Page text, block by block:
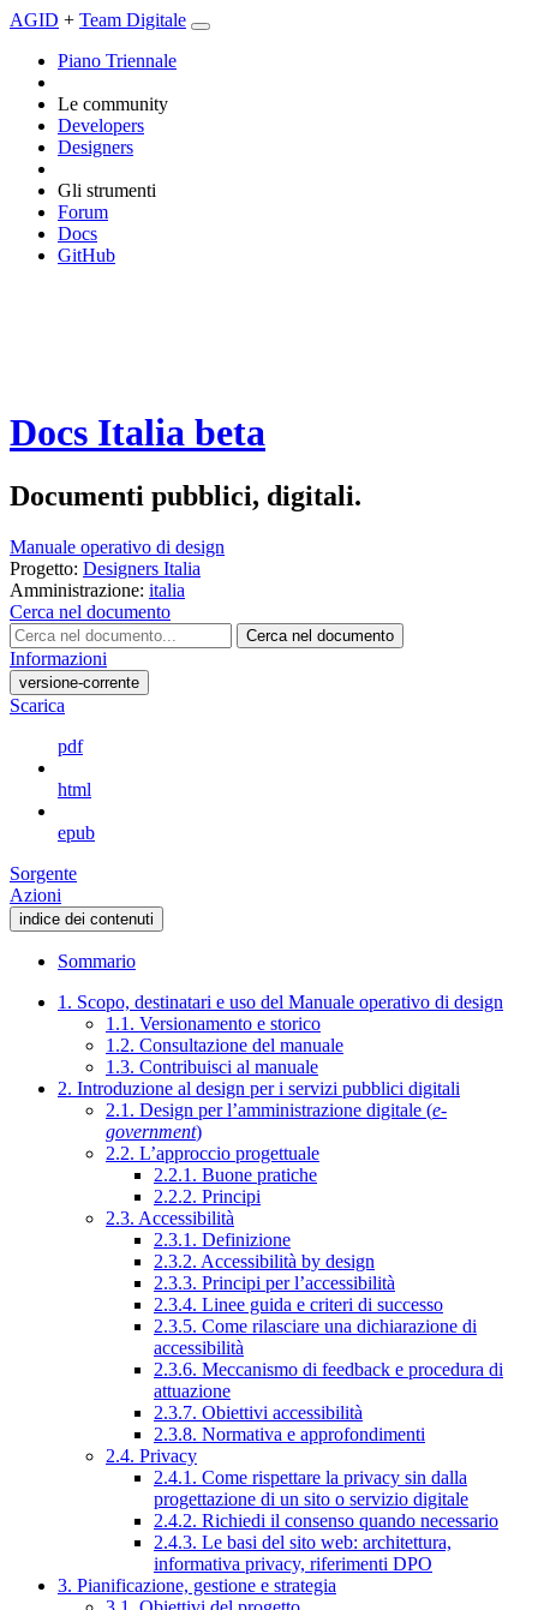
AGID + Team Digitale
Piano Triennale
Le community
Developers
Designers
Gli strumenti
Forum
Docs
GitHub
Docs Italia beta
Documenti pubblici, digitali.
Manuale operativo di design
Progetto: Designers Italia
Amministrazione: italia
Cerca nel documento
Cerca nel documento
Informazioni
versione-corrente
Scarica
pdf
html
epub
Sorgente
Azioni
indice dei contenuti
Sommario
1. Scopo, destinatari e uso del Manuale operativo di design
1.1. Versionamento e storico
1.2. Consultazione del manuale
1.3. Contribuisci al manuale
2. Introduzione al design per i servizi pubblici digitali
2.1. Design per l’amministrazione digitale (e-
government)
2.2. L’approccio progettuale
2.2.1. Buone pratiche
2.2.2. Principi
2.3. Accessibilità
2.3.1. Definizione
2.3.2. Accessibilità by design
2.3.3. Principi per l’accessibilità
2.3.4. Linee guida e criteri di successo
2.3.5. Come rilasciare una dichiarazione di
accessibilità
2.3.6. Meccanismo di feedback e procedura di
attuazione
2.3.7. Obiettivi accessibilità
2.3.8. Normativa e approfondimenti
2.4. Privacy
2.4.1. Come rispettare la privacy sin dalla
progettazione di un sito o servizio digitale
2.4.2. Richiedi il consenso quando necessario
2.4.3. Le basi del sito web: architettura,
informativa privacy, riferimenti DPO
3. Pianificazione, gestione e strategia